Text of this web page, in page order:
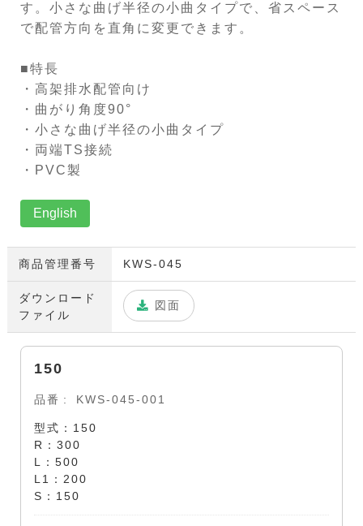
す。小さな曲げ半径の小曲タイプで、省スペース
で配管方向を直角に変更できます。
■特長
・高架排水配管向け
・曲がり角度90°
・小さな曲げ半径の小曲タイプ
・両端TS接続
・PVC製
English
商品管理番号 KWS-045
ダウンロード
ファイル
図面
150
品番 KWS-045-001
型式：150
R：300
L：500
L1：200
S：150